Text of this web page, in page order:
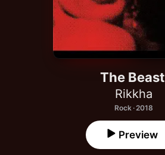
The Beast
Rikkha
Rock · 2018
Preview